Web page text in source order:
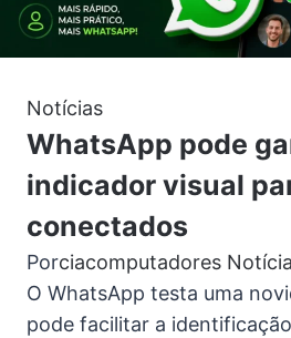
Notícias
WhatsApp pode
indicador visual
conectados
Porciacomputadores
O WhatsApp testa uma
pode facilitar a